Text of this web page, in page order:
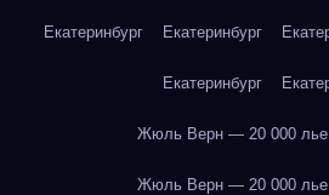
Екатеринбург Екатеринбург
Екатеринбург
Жюль Верн — 20 000 лье
Жюль Верн — 20 000 лье